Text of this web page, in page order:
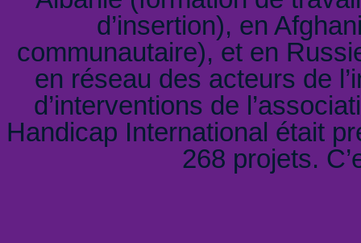
d’insertion), en
communautaire), et en
en réseau des acteurs de
d’interventions de
Handicap International était
268 projets.